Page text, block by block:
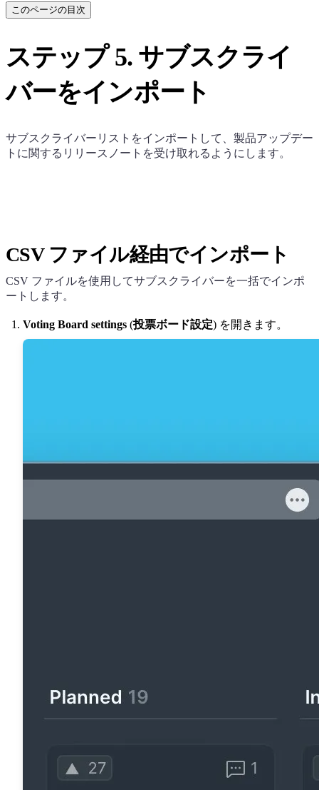
このページの目次
ステップ 5. サブスクライ
バーをインポート
サブスクライバーリストをインポートして、製品アップデー
トに関するリリースノートを受け取れるようにします。
CSV ファイル経由でインポート
CSV ファイルを使用してサブスクライバーを一括でインポ
ートします。
Voting Board settings (投票ボード設定) を開きます。